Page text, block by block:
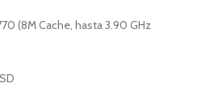
(8M Cache, hasta 3.90 GHz